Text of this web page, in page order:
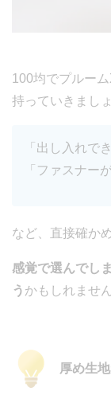
100均でプルー
持っていきましょ
「出し入れで
「ファスナー
など、直接確か
感覚で選んでし
う かもしれません
厚め生